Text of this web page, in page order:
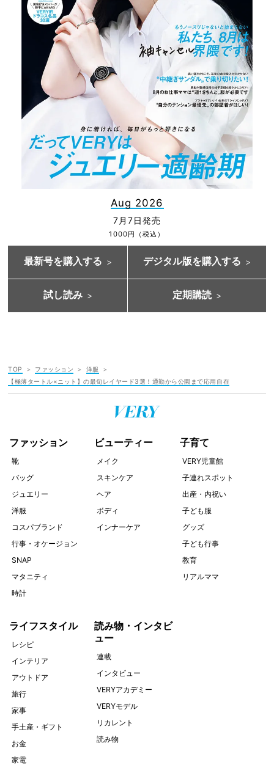
Aug 2026
7月7日発売
1000円（税込）
最新号を購入する デジタル版を購入する
試し読み 定期購読
TOP ファッション
洋服
【極薄タートル×ニット】の最旬レイヤード3選！通勤から公園まで応用自在
ファッション
靴
バッグ
ジュエリー
洋服
コスパブランド
行事・オケージョン
SNAP
マタニティ
時計
ビューティー
メイク
スキンケア
ヘア
ボディ
インナーケア
子育て
VERY児童館
子連れスポット
出産・内祝い
子ども服
グッズ
子ども行事
教育
リアルママ
ライフスタイル
レシピ
インテリア
アウトドア
旅行
家事
手土産・ギフト
お金
家電
読み物・インタビ
ュー
連載
インタビュー
VERYアカデミー
VERYモデル
リカレント
読み物